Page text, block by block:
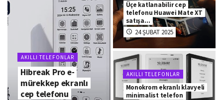
AKILLI TELEFONLAR
Hibreak Pro e-
mürekkep ekranlı
cep telefonu
Üçe katlanabilir cep
telefonu Huawei Mate XT
satışa…
24 ŞUBAT 2025
AKILLI TELEFONLAR
Monokrom ekranlı klavyeli
minimalist telefon